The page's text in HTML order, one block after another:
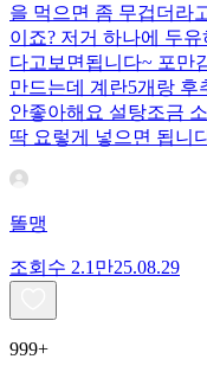
을 먹으면 좀 무겁더라
이죠? 저거 하나에 두
다고보면됩니다~ 포만
만드는데 계란5개랑 후
안좋아해요 설탕조금
딱 요렇게 넣으면 됩니
똘맹
조회수 2.1만25.08.29
999+